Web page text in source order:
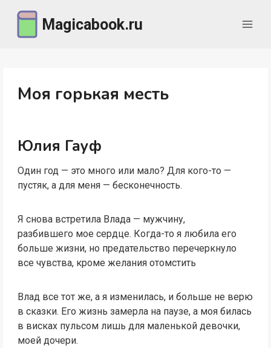
содержимому
Magicabook.ru
Моя горькая месть
Юлия Гауф
Один год — это много или мало? Для кого-то —
пустяк, а для меня — бесконечность.
Я снова встретила Влада — мужчину,
разбившего мое сердце. Когда-то я любила его
больше жизни, но предательство перечеркнуло
все чувства, кроме желания отомстить
Влад все тот же, а я изменилась, и больше не верю
в сказки. Его жизнь замерла на паузе, а моя билась
в висках пульсом лишь для маленькой девочки,
моей дочери.